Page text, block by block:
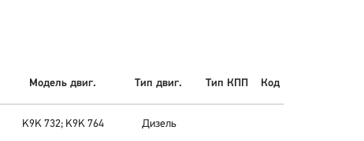
Модель двиг. Тип двиг. Тип КПП Код
K9K 732; K9K 764 Дизель